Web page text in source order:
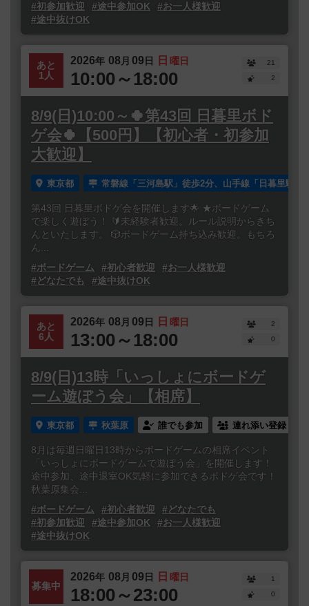
#初参加歓迎
#途中参加OK
#お一人様歓迎
#途中抜けOK
あと
1人
2026年 08 月 09日 日 曜日
10:00～18:00
21
2
8/9(日)10:00～🍀第43回 日暮里ボド
ゲ会🍀【500円】【初心者・初参加
大歓迎】
東京都 常磐線「三河島駅」徒歩2分、山手線「日暮里駅」
第43回 日暮里ボドゲ会を開催します🌟 ★ボードゲーム
で楽しく遊ぼう！ 🔰未経験者歓迎。ルール説明からきち
んといたします。 🎲ボードゲーム持ち込み歓迎。もちろ
ん...
#ボードゲーム
#初心者歓迎
#お一人様歓迎
#どなたでも
#途中抜けOK
あと
6人
2026年 08 月 09日 日 曜日
13:00～18:00
2
0
8/9(日)13時「いっしょにボードゲ
ーム遊ぼう会」【相席】
東京都 秋葉原 誰でも参加 連れ添い登録
8月は毎週日曜日13時からボードゲームの相席イベント
「いっしょにボードゲームで遊ぼう会」を開催します！
途中参加、途中退室OK気軽に参加できるボドゲ会です！
秋葉原集会...
#ボードゲーム
#初心者歓迎
#どなたでも
#初参加歓迎
#途中参加OK
#お一人様歓迎
#途中抜けOK
募集中
2026年 08 月 09日 日 曜日
18:00～23:00
1
0